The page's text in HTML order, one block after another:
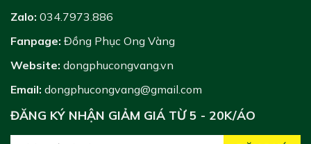
Zalo: 034.7973.886
Fanpage: Đồng Phục Ong Vàng
Website: dongphucongvang.vn
Email: dongphucongvang@gmail.com
ĐĂNG KÝ NHẬN GIẢM GIÁ TỪ 5 - 20K/ÁO